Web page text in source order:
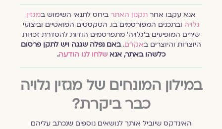
אנא עקבו אחרתקנון האתרביחס לתנאי השימוש ב מגזין
גלויהובתכנים המפורסמים בו. הטקסטים הפואטיים וביצועי
שירים המופיעים ב׳גלויה׳ מתפרסמים הודות להסדרת זכויות
היוצרות והיוצרים ב אקו״ם.באם נפלה שגגה ויש לתקן פרסום
כלשהו באתר, אנאשלחו לנו הודעה.
במילון המונחים של מגזין גלויה
כבר ביקרת?
האינדקס שיוביל אותך לנושאים נוספים שנכתב עליהם